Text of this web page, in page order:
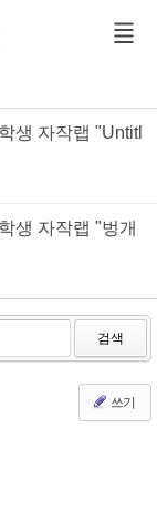
생 자작랩 "Untitl
생 자작랩 "벙개
검색
쓰기